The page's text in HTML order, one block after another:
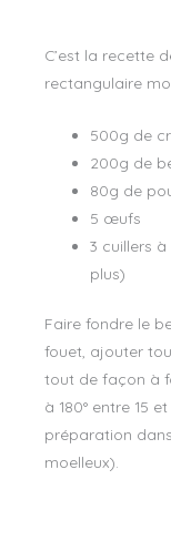
C’est la recette
rectangulaire
500g de
200g de
80g de
5 œufs
3 cuillers
plus)
Faire fondre le
fouet, ajouter
tout de façon à
à 180° entre 15
préparation
moelleux).